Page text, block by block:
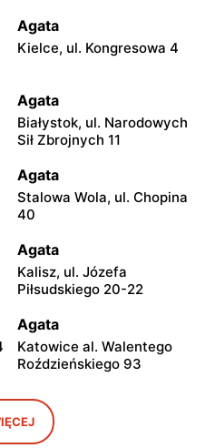
Agata
Kielce, ul. Kongresowa 4
Agata
Białystok, ul. Narodowych
Sił Zbrojnych 11
Agata
Stalowa Wola, ul. Chopina
40
Agata
Kalisz, ul. Józefa
Piłsudskiego 20-22
Agata
Katowice al. Walentego
Roździeńskiego 93
Agata
Gliwice, ul. Pszczyńska 215